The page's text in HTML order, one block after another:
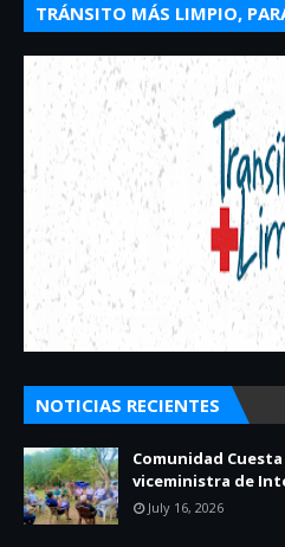
TRÁNSITO MÁS LIMPIO,
NOTICIAS RECIENTES
Comunidad
viceministra de
July 16, 2026